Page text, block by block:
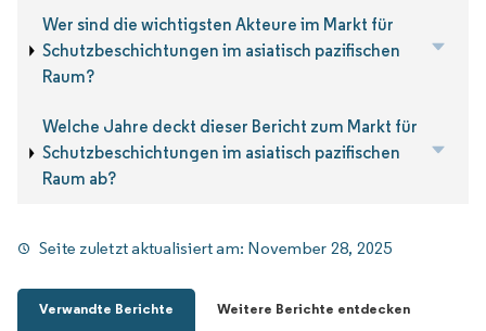
Wer sind die wichtigsten Akteure im Markt für
Schutzbeschichtungen im asiatisch pazifischen
Raum?
Welche Jahre deckt dieser Bericht zum Markt für
Schutzbeschichtungen im asiatisch pazifischen
Raum ab?
Seite zuletzt aktualisiert am: November 28, 2025
Verwandte Berichte Weitere Berichte entdecken